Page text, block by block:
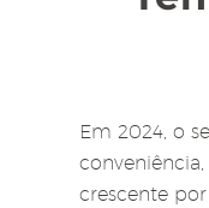
Em 2024, o
crescente